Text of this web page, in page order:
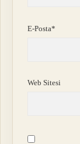
E-Posta*
Web Sitesi